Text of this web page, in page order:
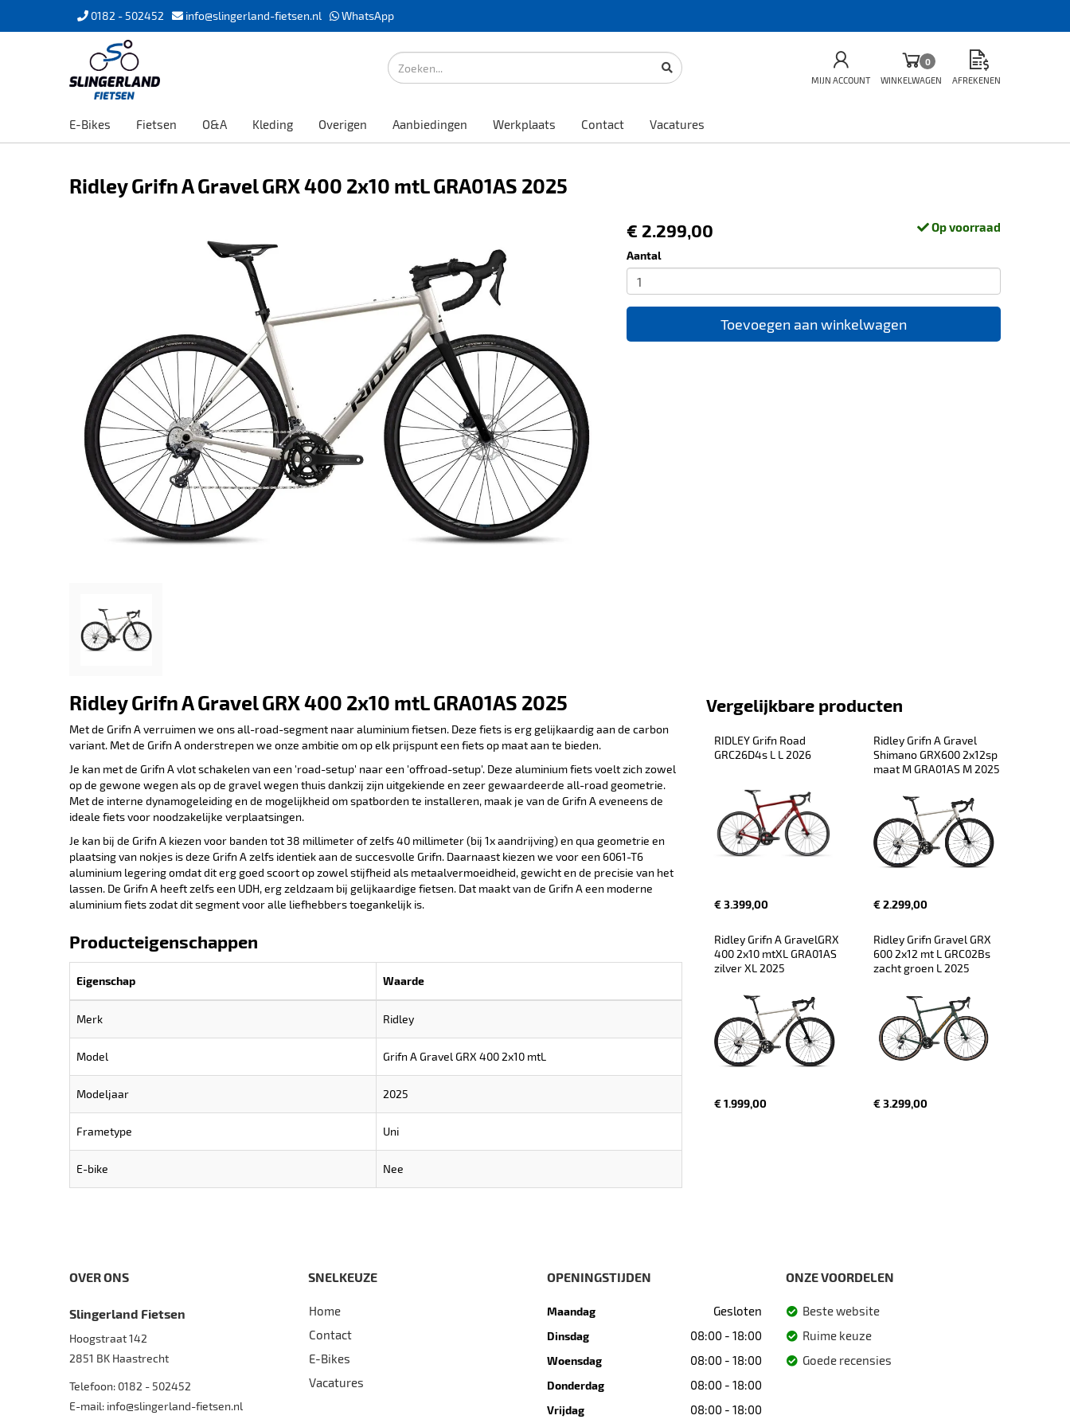
0182 - 502452 info@slingerland-fietsen.nl WhatsApp
MIJN ACCOUNT
0
WINKELWAGEN
AFREKENEN
E-Bikes Fietsen O&A Kleding Overigen Aanbiedingen Werkplaats Contact Vacatures
Ridley Grifn A Gravel GRX 400 2x10 mtL GRA01AS 2025
€ 2.299,00 Op voorraad
Aantal
Toevoegen aan winkelwagen
Ridley Grifn A Gravel GRX 400 2x10 mtL GRA01AS 2025
Met de Grifn A verruimen we ons all-road-segment naar aluminium fietsen. Deze fiets is erg gelijkaardig aan de carbon
variant. Met de Grifn A onderstrepen we onze ambitie om op elk prijspunt een fiets op maat aan te bieden.
Je kan met de Grifn A vlot schakelen van een 'road-setup' naar een 'offroad-setup'. Deze aluminium fiets voelt zich zowel
op de gewone wegen als op de gravel wegen thuis dankzij zijn uitgekiende en zeer gewaardeerde all-road geometrie.
Met de interne dynamogeleiding en de mogelijkheid om spatborden te installeren, maak je van de Grifn A eveneens de
ideale fiets voor noodzakelijke verplaatsingen.
Je kan bij de Grifn A kiezen voor banden tot 38 millimeter of zelfs 40 millimeter (bij 1x aandrijving) en qua geometrie en
plaatsing van nokjes is deze Grifn A zelfs identiek aan de succesvolle Grifn. Daarnaast kiezen we voor een 6061-T6
aluminium legering omdat dit erg goed scoort op zowel stijfheid als metaalvermoeidheid, gewicht en de precisie van het
lassen. De Grifn A heeft zelfs een UDH, erg zeldzaam bij gelijkaardige fietsen. Dat maakt van de Grifn A een moderne
aluminium fiets zodat dit segment voor alle liefhebbers toegankelijk is.
Producteigenschappen
Eigenschap Waarde
Merk Ridley
Model Grifn A Gravel GRX 400 2x10 mtL
Modeljaar 2025
Frametype Uni
E-bike Nee
Vergelijkbare producten
RIDLEY Grifn Road
GRC26D4s L L 2026
€ 3.399,00
Ridley Grifn A Gravel
Shimano GRX600 2x12sp
maat M GRA01AS M 2025
€ 2.299,00
Ridley Grifn A GravelGRX
400 2x10 mtXL GRA01AS
zilver XL 2025
€ 1.999,00
Ridley Grifn Gravel GRX
600 2x12 mt L GRC02Bs
zacht groen L 2025
€ 3.299,00
OVER ONS
Slingerland Fietsen
Hoogstraat 142
2851 BK Haastrecht
Telefoon: 0182 - 502452
E-mail: info@slingerland-fietsen.nl
SNELKEUZE
Home
Contact
E-Bikes
Vacatures
OPENINGSTIJDEN
Maandag Gesloten
Dinsdag 08:00 - 18:00
Woensdag 08:00 - 18:00
Donderdag 08:00 - 18:00
Vrijdag 08:00 - 18:00
ONZE VOORDELEN
Beste website
Ruime keuze
Goede recensies